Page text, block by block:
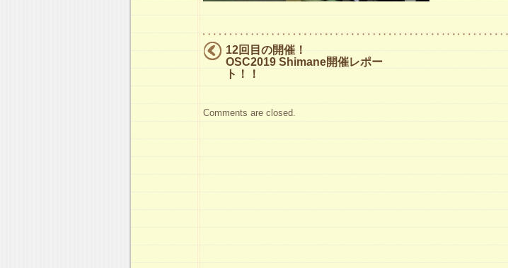
12回目の開催！
OSC2019 Shimane開催レポー
ト！！
Comments are closed.